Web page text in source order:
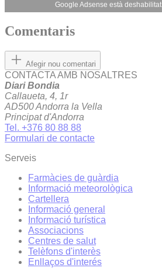
Google Adsense està deshabilitat.
Comentaris
Afegir nou comentari
CONTACTA AMB NOSALTRES
Diari Bondia
Callaueta, 4, 1r
AD500 Andorra la Vella
Principat d'Andorra
Tel. +376 80 88 88
Formulari de contacte
Serveis
Farmàcies de guàrdia
Informació meteorològica
Cartellera
Informació general
Informació turística
Associacions
Centres de salut
Telèfons d'interès
Enllaços d'interés